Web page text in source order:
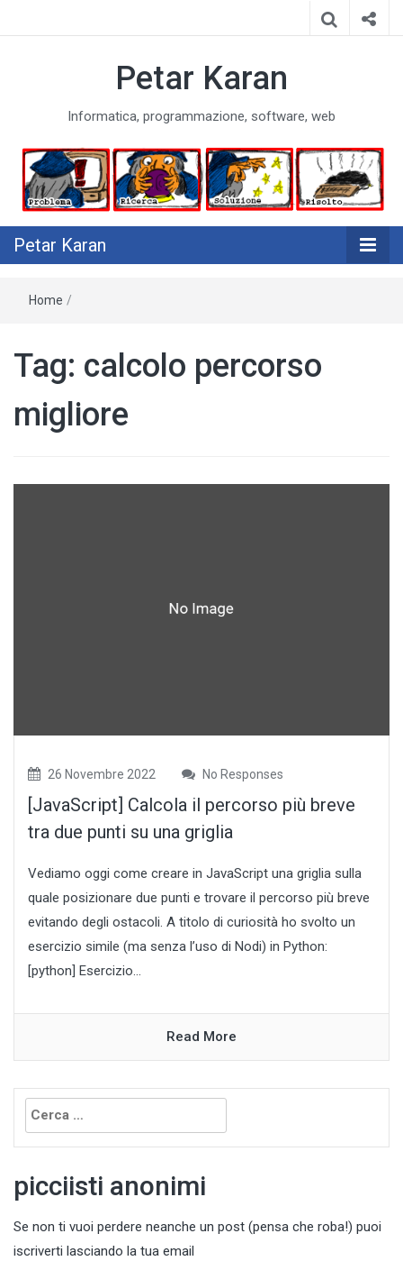
Petar Karan
Informatica, programmazione, software, web
Petar Karan
Home /
Tag: calcolo percorso
migliore
26 Novembre 2022 No Responses
[JavaScript] Calcola il percorso più breve
tra due punti su una griglia
Vediamo oggi come creare in JavaScript una griglia sulla
quale posizionare due punti e trovare il percorso più breve
evitando degli ostacoli. A titolo di curiosità ho svolto un
esercizio simile (ma senza l’uso di Nodi) in Python:
[python] Esercizio...
Read More
Ricerca
per:
picciisti anonimi
Se non ti vuoi perdere neanche un post (pensa che roba!) puoi
iscriverti lasciando la tua email